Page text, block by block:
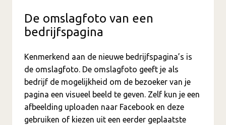
De omslagfoto van een
bedrijfspagina
Kenmerkend aan de nieuwe bedrijfspagina’s is
de omslagfoto. De omslagfoto geeft je als
bedrijf de mogelijkheid om de bezoeker van je
pagina een visueel beeld te geven. Zelf kun je een
afbeelding uploaden naar Facebook en deze
gebruiken of kiezen uit een eerder geplaatste